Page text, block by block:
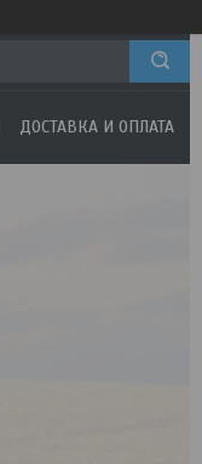
ДОСТАВКА И ОПЛАТА